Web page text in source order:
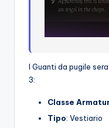
I Guanti da pugile
3:
Classe
Tipo: Vestiario